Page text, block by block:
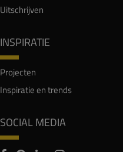
Uitschrijven
INSPIRATIE
Projecten
Inspiratie en trends
SOCIAL MEDIA